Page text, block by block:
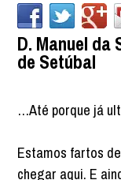
D. Manuel
de Setúbal
…Até porque já
Estamos fartos
chegar aqui. E